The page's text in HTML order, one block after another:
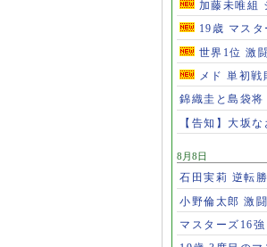
加藤未唯組
19歳 マス
世界1位 激
メド 単初戦
錦織圭と島袋将
【告知】大坂
8月8日
石田実莉 逆転
小野倫太郎 激
マスターズ16